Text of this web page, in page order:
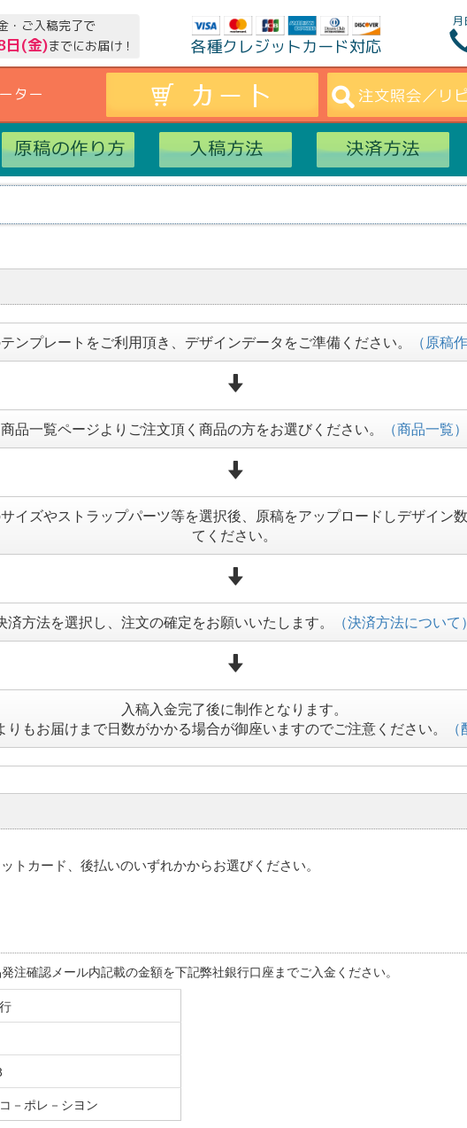
・ご入稿完了で
日(金)までにお届け！ 各種クレジットカード対応
ター
ンプレートをご利用頂き、デザインデータをご準備ください。 （原稿
商品一覧ページよりご注文頂く商品の方をお選びください。 （商品一覧）
イズやストラップパーツ等を選択後、原稿をアップロードしデザイン
てください。
済方法を選択し、注文の確定をお願いいたします。 （決済方法について）
入稿入金完了後に制作となります。
りもお届けまで日数がかかる場合が御座いますのでご注意ください。
トカード、後払いのいずれかからお選びください。
注確認メール内記載の金額を下記弊社銀行口座までご入金ください。
－ポレ－シヨン